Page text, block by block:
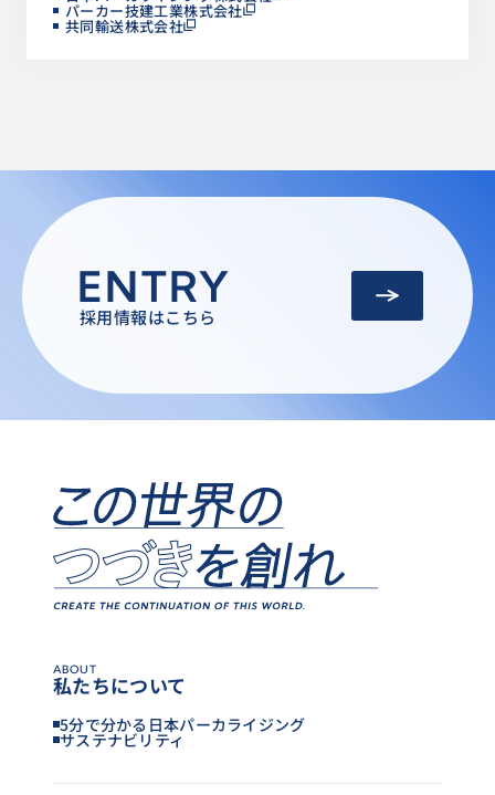
パーカー技建工業株式会社
共同輸送株式会社
ENTRY
採用情報はこちら
ABOUT
私たちについて
5分で分かる日本パーカライジング
サステナビリティ